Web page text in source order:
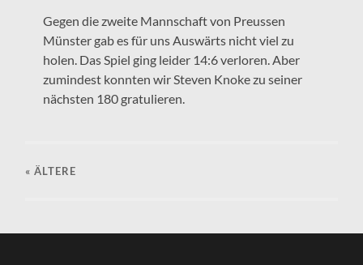
Gegen die zweite Mannschaft von Preussen
Münster gab es für uns Auswärts nicht viel zu
holen. Das Spiel ging leider 14:6 verloren. Aber
zumindest konnten wir Steven Knoke zu seiner
nächsten 180 gratulieren.
« ÄLTERE